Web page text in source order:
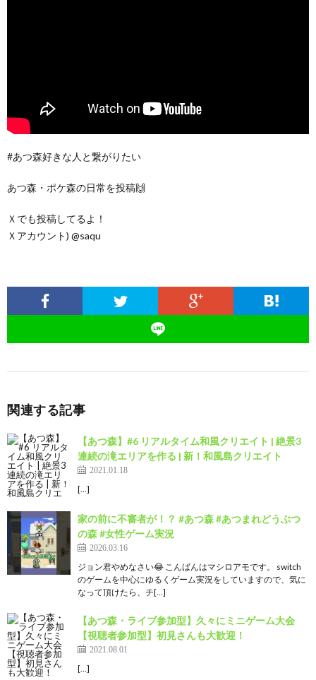
#あつ森好きな人と繋がりたい
あつ森・ポケ森の日常を投稿🙌
Ｘでも投稿してるよ！
Ｘアカウント) @saqu
関連する記事
【あつ森】#6 リアルタイム和風クリエイト | 絶景3
連続の滝エリアを作る | 新！和風島クリエイト
2021.01.18
[…]
家の前に不審者が！？ #あつ森 #あつまれどうぶつ
の森 #女性ゲーム実況
2026.03.16
ジョン君やめなさい😂 こんばんはマシロアモです。 switch
のゲームを中心にゆるくゲーム実況をしていますので、気に
なって頂けたら、チ[…]
【あつ森・ライブ参加型】久々にミニゲーム大会
【視聴者参加型】初見さんも大歓迎！
2021.08.01
[…]